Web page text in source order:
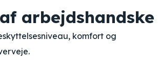
arbejdshandske
komfort og